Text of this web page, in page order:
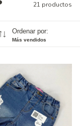
21 productos
Ordenar por:
Más vendidos